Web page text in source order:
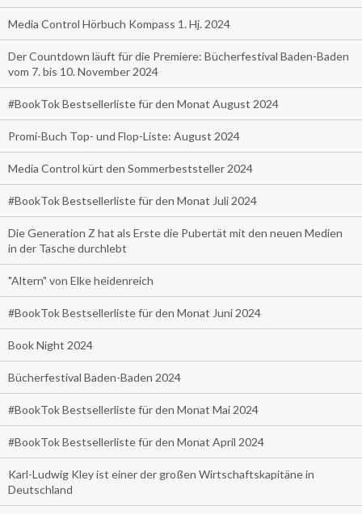
Media Control Hörbuch Kompass 1. Hj. 2024
Der Countdown läuft für die Premiere: Bücherfestival Baden-Baden
vom 7. bis 10. November 2024
#BookTok Bestsellerliste für den Monat August 2024
Promi-Buch Top- und Flop-Liste: August 2024
Media Control kürt den Sommerbeststeller 2024
#BookTok Bestsellerliste für den Monat Juli 2024
Die Generation Z hat als Erste die Pubertät mit den neuen Medien
in der Tasche durchlebt
"Altern" von Elke heidenreich
#BookTok Bestsellerliste für den Monat Juni 2024
Book Night 2024
Bücherfestival Baden-Baden 2024
#BookTok Bestsellerliste für den Monat Mai 2024
#BookTok Bestsellerliste für den Monat April 2024
Karl-Ludwig Kley ist einer der großen Wirtschaftskapitäne in
Deutschland